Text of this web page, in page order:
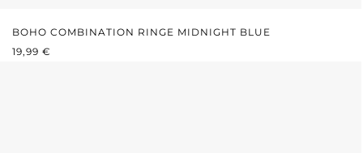
BOHO COMBINATION RINGE MIDNIGHT BLUE
REGULÄRER PREIS:
19,99 €